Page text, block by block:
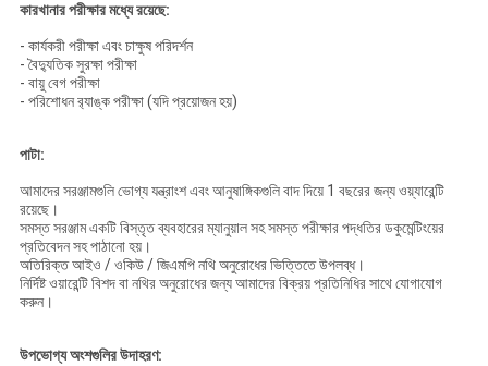
কারখানার পরীক্ষার মধ্যে রয়েছে:
- কার্যকরী পরীক্ষা এবং চাক্ষুষ পরিদর্শন
- বৈদ্যুতিক সুরক্ষা পরীক্ষা
- বায়ু বেগ পরীক্ষা
- পরিশোধন র‌্যাঙ্ক পরীক্ষা (যদি প্রয়োজন হয়)
পাটা:
আমাদের সরঞ্জামগুলি ভোগ্য যন্ত্রাংশ এবং আনুষাঙ্গিকগুলি বাদ দিয়ে 1 বছরের জন্য ওয়্যারেন্টি
রয়েছে।
সমস্ত সরঞ্জাম একটি বিস্তৃত ব্যবহারের ম্যানুয়াল সহ সমস্ত পরীক্ষার পদ্ধতির ডকুমেন্টিংয়ের
প্রতিবেদন সহ পাঠানো হয়।
অতিরিক্ত আইও / ওকিউ / জিএমপি নথি অনুরোধের ভিত্তিতে উপলব্ধ।
নির্দিষ্ট ওয়ারেন্টি বিশদ বা নথির অনুরোধের জন্য আমাদের বিক্রয় প্রতিনিধির সাথে যোগাযোগ
করুন।
উপভোগ্য অংশগুলির উদাহরণ: